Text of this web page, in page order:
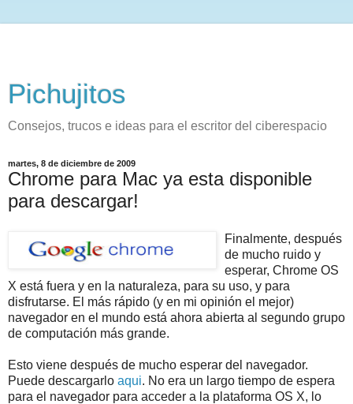
Pichujitos
Consejos, trucos e ideas para el escritor del ciberespacio
martes, 8 de diciembre de 2009
Chrome para Mac ya esta disponible
para descargar!
Finalmente, después
de mucho ruido y
esperar, Chrome OS
X está fuera y en la naturaleza, para su uso, y para
disfrutarse. El más rápido (y en mi opinión el mejor)
navegador en el mundo está ahora abierta al segundo grupo
de computación más grande.
Esto viene después de mucho esperar del navegador.
Puede descargarlo aqui. No era un largo tiempo de espera
para el navegador para acceder a la plataforma OS X, lo